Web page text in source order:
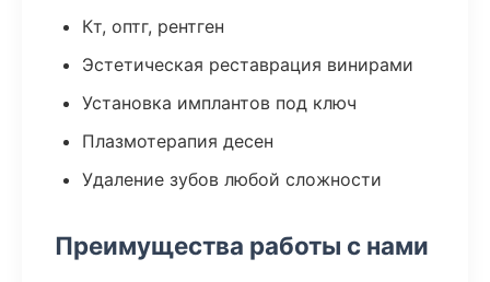
Кт, оптг, рентген
Эстетическая реставрация винирами
Установка имплантов под ключ
Плазмотерапия десен
Удаление зубов любой сложности
Преимущества работы с нами